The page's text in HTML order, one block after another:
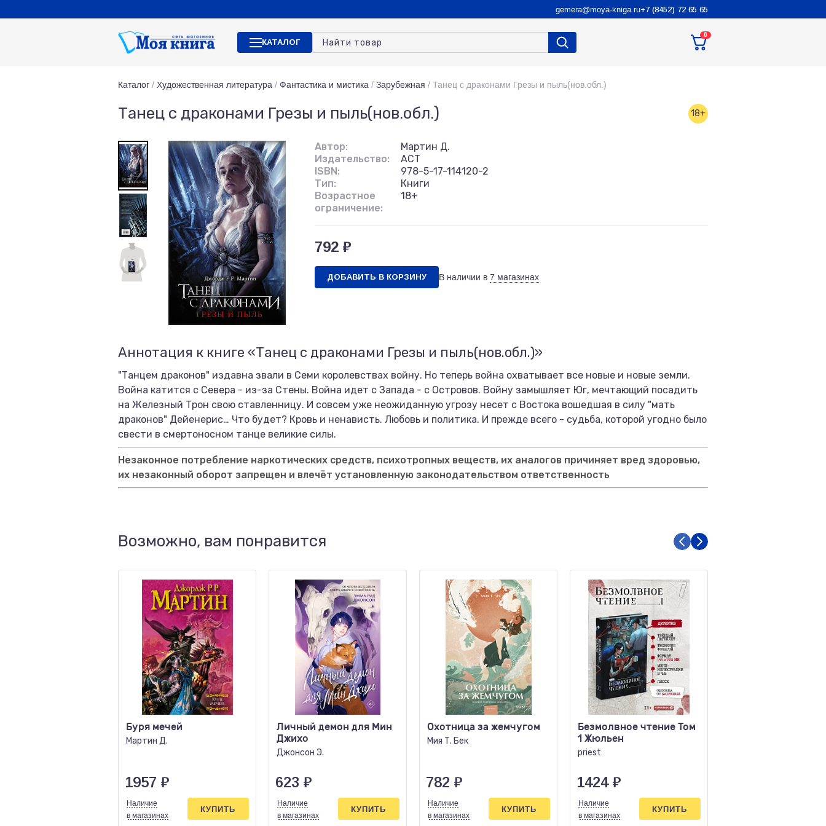
gemera@moya-kniga.ru+7 (8452) 72 65 65
КАТАЛОГ
0
Каталог / Художественная литература / Фантастика и мистика / Зарубежная / Танец с драконами Грезы и пыль(нов.обл.)
Танец с драконами Грезы и пыль(нов.обл.) 18+
Автор:
Мартин Д.
Издательство:
АСТ
ISBN:
978-5-17-114120-2
Тип:
Книги
Возрастное
ограничение:
18+
792 ₽
ДОБАВИТЬ В КОРЗИНУ В наличии в 7 магазинах
Аннотация к книге «Танец с драконами Грезы и пыль(нов.обл.)»
"Танцем драконов" издавна звали в Семи королевствах войну. Но теперь война охватывает все новые и новые земли.
Война катится с Севера - из-за Стены. Война идет с Запада - с Островов. Войну замышляет Юг, мечтающий посадить
на Железный Трон свою ставленницу. И совсем уже неожиданную угрозу несет с Востока вошедшая в силу "мать
драконов" Дейенерис… Что будет? Кровь и ненависть. Любовь и политика. И прежде всего - судьба, которой угодно было
свести в смертоносном танце великие силы.
Незаконное потребление наркотических средств, психотропных веществ, их аналогов причиняет вред здоровью,
их незаконный оборот запрещен и влечёт установленную законодательством ответственность
Возможно, вам понравится
Буря мечей
Мартин Д.
1957 ₽
Наличие
в магазинах
КУПИТЬ
Личный демон для Мин
Джихо
Джонсон Э.
623 ₽
Наличие
в магазинах
КУПИТЬ
Охотница за жемчугом
Мия Т. Бек
782 ₽
Наличие
в магазинах
КУПИТЬ
Безмолвное чтение Том
1 Жюльен
priest
1424 ₽
Наличие
в магазинах
КУПИТЬ